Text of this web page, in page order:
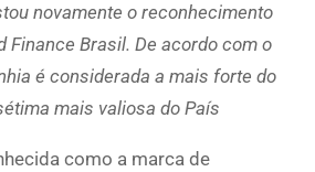
novamente o reconhecimento
Finance Brasil. De acordo com o
é considerada a mais forte do
mais valiosa do País
como a marca de